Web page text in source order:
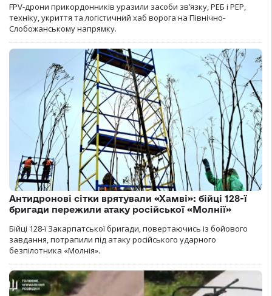
FPV-дрони прикордонників уразили засоби зв’язку, РЕБ і РЕР,
техніку, укриття та логістичний хаб ворога на Північно-
Слобожанському напрямку.
Антидронові сітки врятували «Хамві»: бійці 128-ї
бригади пережили атаку російської «Молнії»
Бійці 128-ї Закарпатської бригади, повертаючись із бойового
завдання, потрапили під атаку російського ударного
безпілотника «Молнія».